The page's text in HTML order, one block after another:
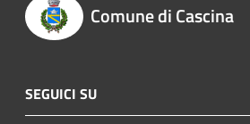
Comune di Cascina
SEGUICI SU